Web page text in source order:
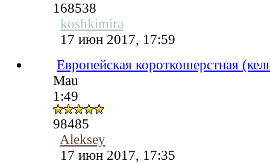
168538
koshkimira
17 июн 2017, 17:59
Европейская короткошерстная
Mau
1:49
98485
Aleksey
17 июн 2017, 17:35